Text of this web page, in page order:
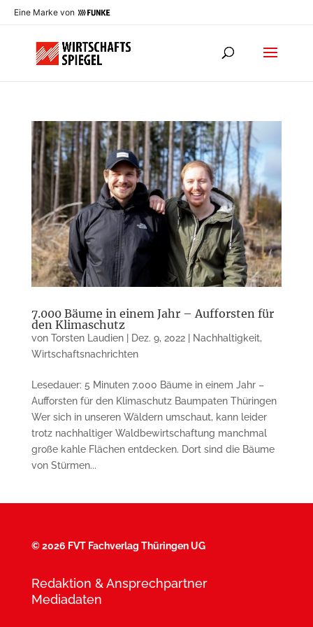
Eine Marke von
7.000 Bäume in einem Jahr – Aufforsten für
den Klimaschutz
von Torsten Laudien| Dez. 9, 2022| Nachhaltigkeit,
Wirtschaftsnachrichten
Lesedauer: 5 Minuten 7.000 Bäume in einem Jahr –
Aufforsten für den Klimaschutz Baumpaten Thüringen
Wer sich in unseren Wäldern umschaut, kann leider
trotz nachhaltiger Waldbewirtschaftung manchmal
große kahle Flächen entdecken. Dort sind die Bäume
von Stürmen...
©2026 FVT Fachverlag Thüringen UG
Redaktion & Ansprechpartner
Mediadaten